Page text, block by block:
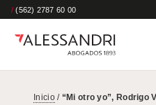
/ (562) 2787 60 00
Inicio/ “Mi otro yo”, Rodrigo